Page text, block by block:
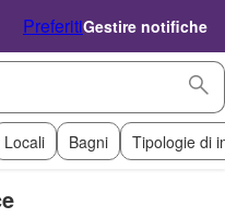
PreferitiGestire notifiche
Locali Bagni Tipologie di